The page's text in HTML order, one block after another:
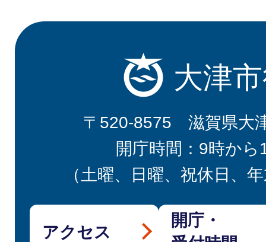
大津
〒520-8575 滋賀県大
開庁時間：9時から
（土曜、日曜、祝休日、
アクセス
開庁・